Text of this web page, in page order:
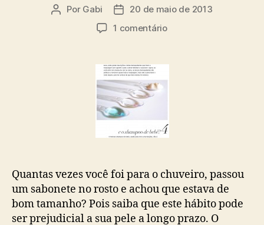
Autor
Por Gabi
Data20 de maio de 2013
1 comentárioem
Demaquilando
Quantas vezes você foi para o chuveiro, passou
um sabonete no rosto e achou que estava de
bom tamanho? Pois saiba que este hábito pode
ser prejudicial a sua pele a longo prazo. O